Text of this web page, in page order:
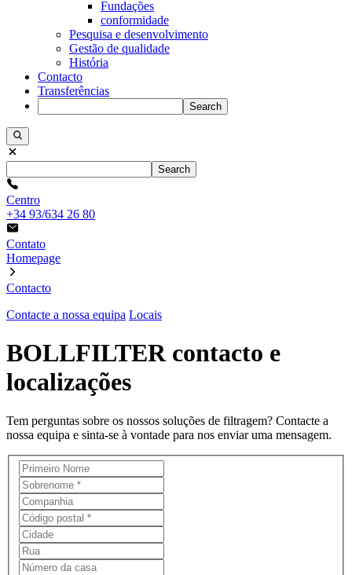
Fundações
conformidade
Pesquisa e desenvolvimento
Gestão de qualidade
História
Contacto
Transferências
Search
Search
Centro
+34 93/634 26 80
Contato
Homepage
Contacto
Contacte a nossa equipa Locais
BOLLFILTER contacto e
localizações
Tem perguntas sobre os nossos soluções de filtragem? Contacte a
nossa equipa e sinta-se à vontade para nos enviar uma mensagem.